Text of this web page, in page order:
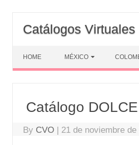
content
Catálogos Virtuales
HOME MÉXICO
Catálogo
By CVO | 21 de noviembre de